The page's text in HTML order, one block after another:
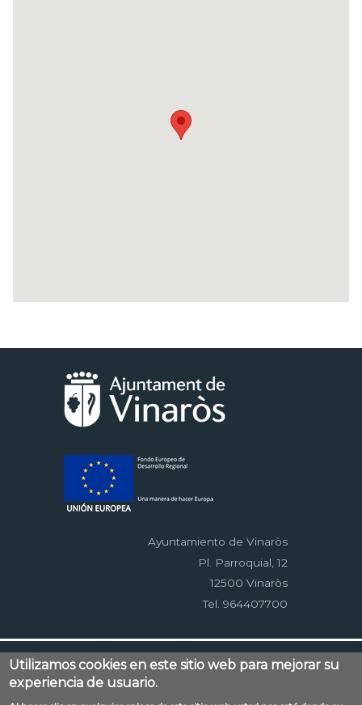
Ayuntamiento de Vinaròs
Pl. Parroquial, 12
12500 Vinaròs
Tel. 964407700
Menú
al
Contacto Aviso legal
Mapa web
Accessibilitat
Política de privacidad
EDUSI
Utilizamos cookies en este sitio web para mejorar su
experiencia de usuario.